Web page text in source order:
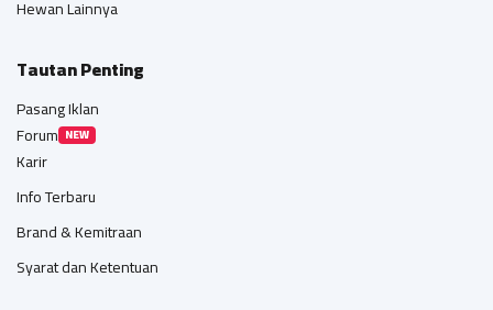
Hewan Lainnya
Tautan Penting
Pasang Iklan
Forum NEW
Karir
Info Terbaru
Brand & Kemitraan
Syarat dan Ketentuan